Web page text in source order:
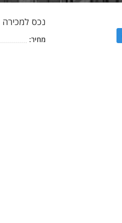
נכס למכירה
מחיר: